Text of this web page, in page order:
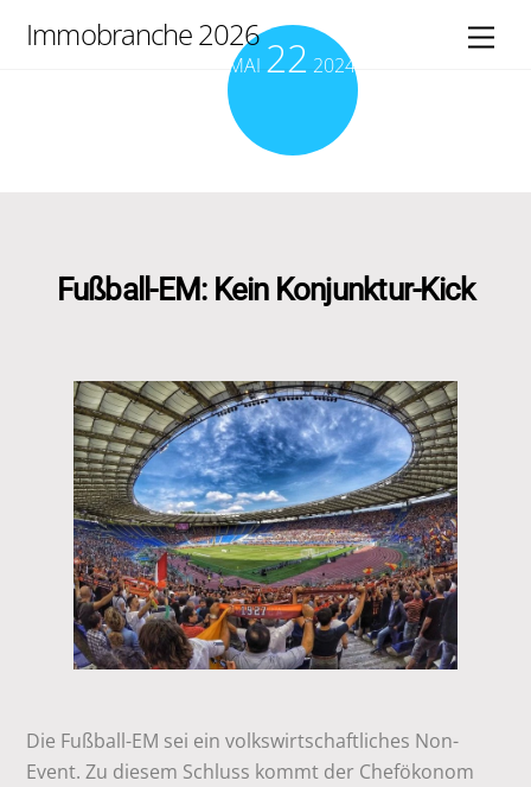
Immobranche 2026
MAI 22 2024
Fußball-EM: Kein Konjunktur-Kick
Die Fußball-EM sei ein volkswirtschaftliches Non-
Event. Zu diesem Schluss kommt der Chefökonom